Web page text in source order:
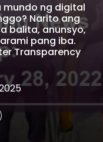
mundo ng digital
Narito ang
balita, anunsyo,
pang iba.
Transparency